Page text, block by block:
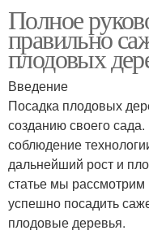
Полное
правильно
плодовых
Введение
Посадка плодовых
созданию своего
соблюдение
дальнейший рост и
статье мы
успешно посадить
плодовые деревья.